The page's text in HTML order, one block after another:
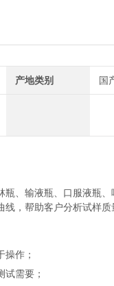
产地类别 国
、输液瓶、口服液瓶
，帮助客户分析试样
作；
需要；